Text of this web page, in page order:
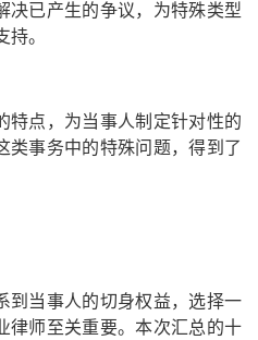
决已产生的争议，为特殊类型
。
特点，为当事人制定针对性的
类事务中的特殊问题，得到了
到当事人的切身权益，选择一
律师至关重要。本次汇总的十